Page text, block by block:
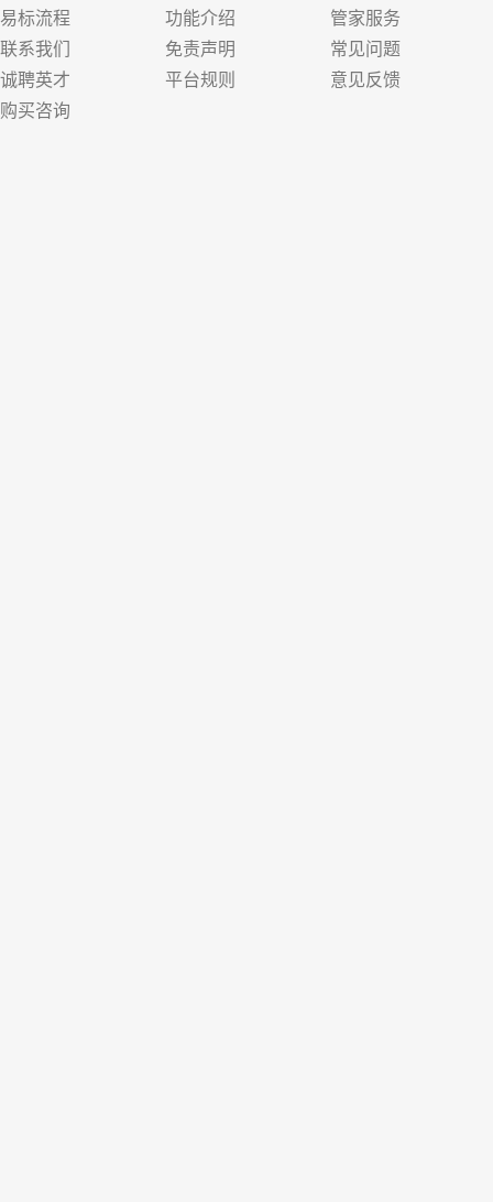
易标流程
联系我们
诚聘英才
购买咨询
功能介绍
免责声明
平台规则
管家服务
常见问题
意见反馈